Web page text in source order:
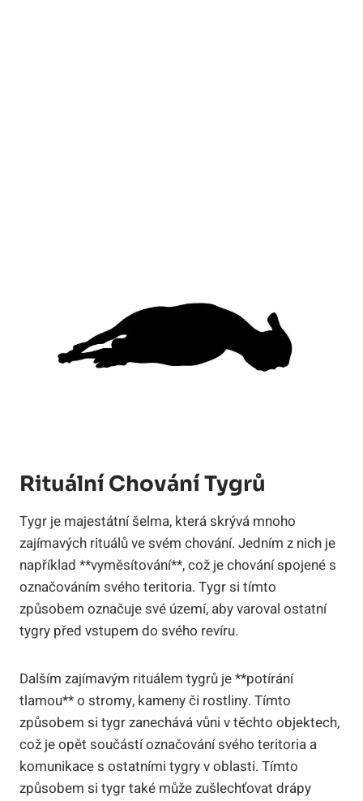
Rituální Chování Tygrů
Tygr je majestátní šelma, která skrývá mnoho
zajímavých rituálů ve svém chování. Jedním z nich je
například **vyměsítování**, což je chování spojené s
označováním svého teritoria. Tygr si tímto
způsobem označuje své území, aby varoval ostatní
tygry před vstupem do svého revíru.
Dalším zajímavým rituálem tygrů je **potírání
tlamou** o stromy, kameny či rostliny. Tímto
způsobem si tygr zanechává vůni v těchto objektech,
což je opět součástí označování svého teritoria a
komunikace s ostatními tygry v oblasti. Tímto
způsobem si tygr také může zušlechťovat drápy